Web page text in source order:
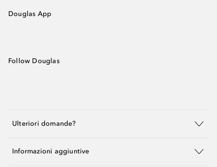
Douglas App
Follow Douglas
Ulteriori domande?
Informazioni aggiuntive